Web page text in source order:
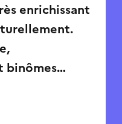
enrichissant
binômes
vécu et de
pour que